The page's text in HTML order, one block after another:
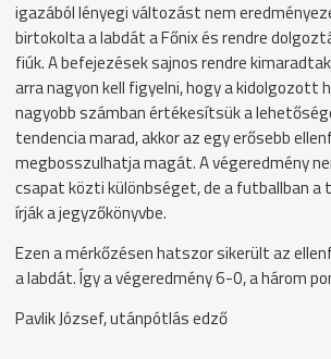
igazából lényegi változást nem
birtokolta a labdát a Főnix és rendre
fiúk. A befejezések sajnos rendre
arra nagyon kell figyelni, hogy a kidolgozott
nagyobb számban értékesítsük a
tendencia marad, akkor az egy erősebb
megbosszulhatja magát. A végeredmény
csapat közti különbséget, de a futballban
írják a jegyzőkönyvbe.
Ezen a mérkőzésen hatszor sikerült az
a labdát. Így a végeredmény 6-0, a három
Pavlik József, utánpótlás edző